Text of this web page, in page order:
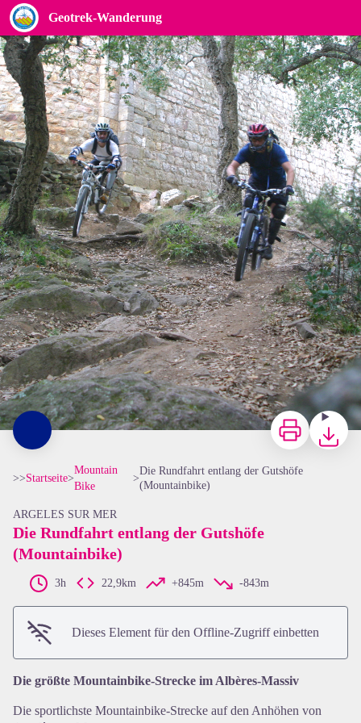
Geotrek-Wanderung
Die Rundfahrt entlang der Gutshöfe (Mountainbike)
Zu drucken
>>Startseite>
Mountain
Bike
>
Die Rundfahrt entlang der Gutshöfe
(Mountainbike)
ARGELES SUR MER
Die Rundfahrt entlang der Gutshöfe
(Mountainbike)
3h 22,9km +845m -843m
Dieses Element für den Offline-Zugriff einbetten
Die größte Mountainbike-Strecke im Albères-Massiv
Die sportlichste Mountainbike-Strecke auf den Anhöhen von